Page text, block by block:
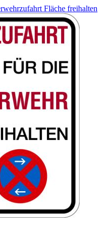
Fläche freihalten